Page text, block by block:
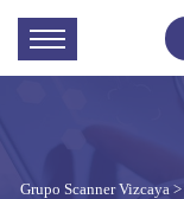
Grupo Scanner Vizcaya>